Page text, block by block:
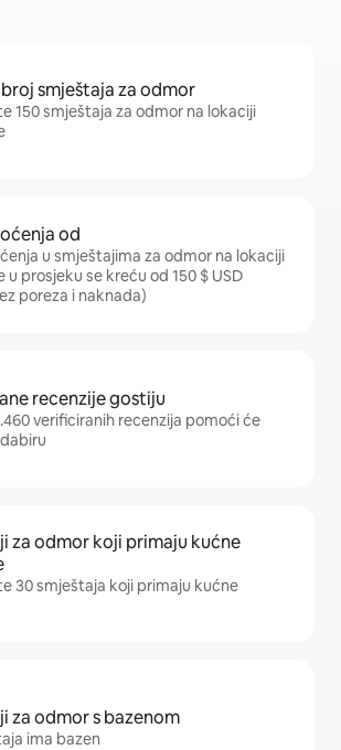
smještaja za odmor
150 smještaja za odmor na lokaciji
od
u smještajima za odmor na lokaciji
u prosjeku se kreću od 150 $ USD
poreza i naknada)
recenzije gostiju
verificiranih recenzija pomoći će
za odmor koji primaju kućne
30 smještaja koji primaju kućne
za odmor s bazenom
ima bazen